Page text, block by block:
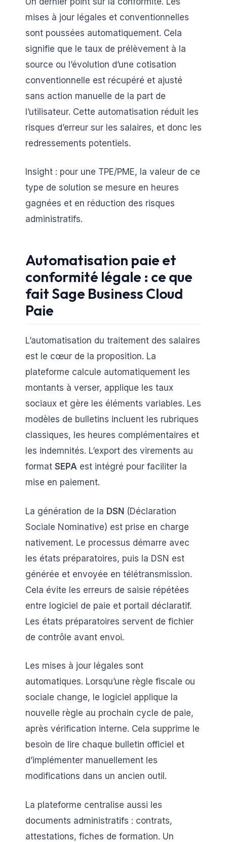
mises à jour légales et conventionnelles
sont poussées automatiquement. Cela
signifie que le taux de prélèvement à la
source ou l’évolution d’une cotisation
conventionnelle est récupéré et ajusté
sans action manuelle de la part de
l’utilisateur. Cette automatisation réduit les
risques d’erreur sur les salaires, et donc les
redressements potentiels.
Insight : pour une TPE/PME, la valeur de ce
type de solution se mesure en heures
gagnées et en réduction des risques
administratifs.
Automatisation paie et
conformité légale : ce que
fait Sage Business Cloud
Paie
L’automatisation du traitement des salaires
est le cœur de la proposition. La
plateforme calcule automatiquement les
montants à verser, applique les taux
sociaux et gère les éléments variables. Les
modèles de bulletins incluent les rubriques
classiques, les heures complémentaires et
les indemnités. L’export des virements au
format SEPA est intégré pour faciliter la
mise en paiement.
La génération de la DSN (Déclaration
Sociale Nominative) est prise en charge
nativement. Le processus démarre avec
les états préparatoires, puis la DSN est
générée et envoyée en télétransmission.
Cela évite les erreurs de saisie répétées
entre logiciel de paie et portail déclaratif.
Les états préparatoires servent de fichier
de contrôle avant envoi.
Les mises à jour légales sont
automatiques. Lorsqu’une règle fiscale ou
sociale change, le logiciel applique la
nouvelle règle au prochain cycle de paie,
après vérification interne. Cela supprime le
besoin de lire chaque bulletin officiel et
d’implémenter manuellement les
modifications dans un ancien outil.
La plateforme centralise aussi les
documents administratifs : contrats,
attestations, fiches de formation. Un